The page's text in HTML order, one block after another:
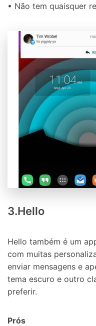
• Não tem quaisquer
3.Hello
Hello também é um
com muitas
enviar mensagens e
tema escuro e outro
preferir.
Prós